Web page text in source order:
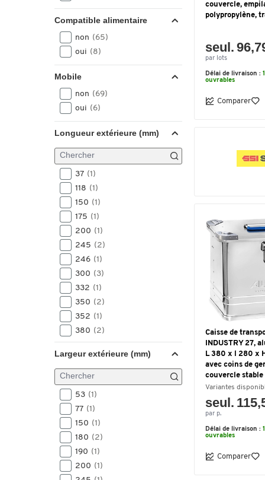
Compatible alimentaire
non (65)
oui (8)
Mobile
non (69)
oui (6)
Longueur extérieure (mm)
37 (1)
118 (1)
150 (1)
175 (1)
200 (1)
245 (2)
246 (1)
300 (3)
332 (1)
350 (2)
352 (1)
380 (2)
395(7)
398(1)
400(6)
407(1)
Largeur extérieure (mm)
53 (1)
77 (1)
150 (1)
180 (2)
190 (1)
200 (1)
couvercle,
polypropylène,
seul.
par lots
Délai de livraison :
ouvrables
Comparer
Caisse de
INDUSTRY 27,
L 380 x l 280 x
avec coins de
couvercle stable
Variantes
seul.
par p.
Délai de livraison :
ouvrables
Comparer